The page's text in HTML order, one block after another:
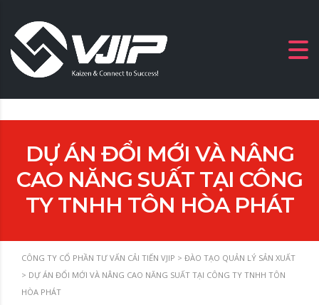
DỰ ÁN ĐỔI MỚI VÀ NÂNG
CAO NĂNG SUẤT TẠI CÔNG
TY TNHH TÔN HÒA PHÁT
CÔNG TY CỔ PHẦN TƯ VẤN CẢI TIẾN VJIP > ĐÀO TẠO QUẢN LÝ SẢN XUẤT
> DỰ ÁN ĐỔI MỚI VÀ NÂNG CAO NĂNG SUẤT TẠI CÔNG TY TNHH TÔN
HÒA PHÁT